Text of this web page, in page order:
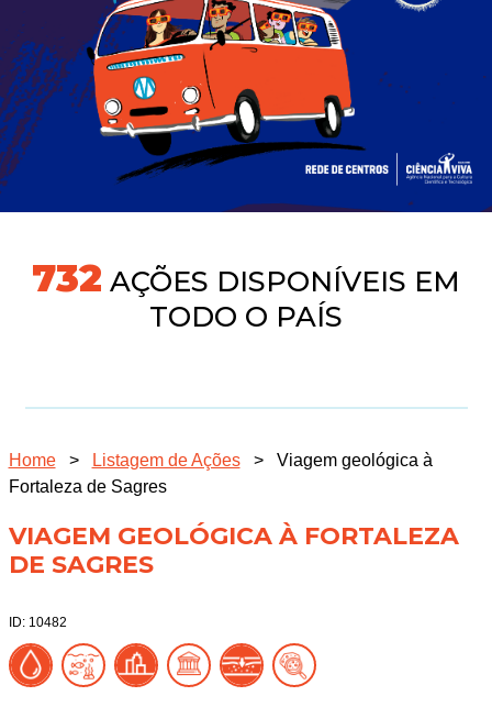
760 AÇÕES DISPONÍVEIS EM
TODO O PAÍS
Home > Listagem de Ações >
Viagem geológica à
Fortaleza de Sagres
VIAGEM GEOLÓGICA À FORTALEZA
DE SAGRES
ID: 10482